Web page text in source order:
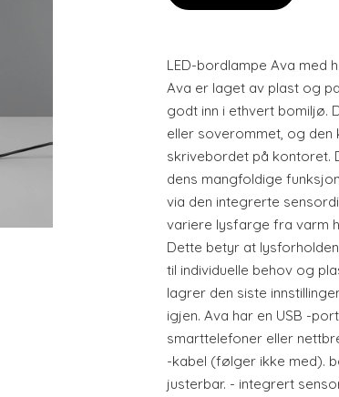
LED-bordlampe Ava med
Ava er laget av plast og
godt inn i ethvert bomiljø.
eller soverommet, og den
skrivebordet på kontoret.
dens mangfoldige
via den integrerte
variere lysfarge fra varm
Dette betyr at
til individuelle behov og
lagrer den siste
igjen. Ava har en USB -
smarttelefoner eller
-kabel (følger ikke med).
justerbar. - integrert